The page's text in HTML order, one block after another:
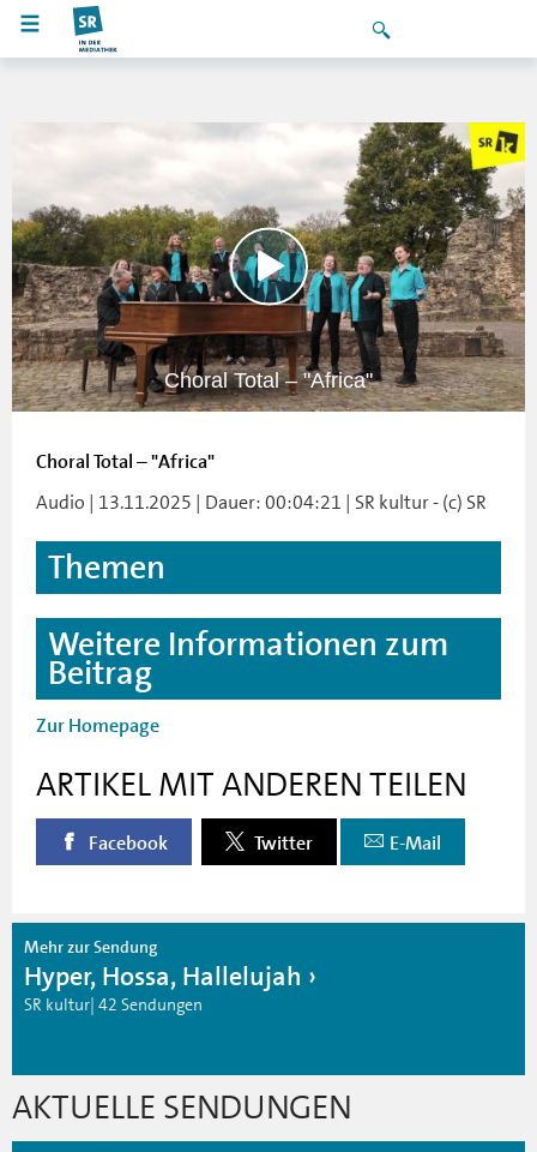
Choral Total – "Africa"
Choral Total – "Africa"
Audio | 13.11.2025 | Dauer: 00:04:21 | SR kultur - (c) SR
Themen
Weitere Informationen zum
Beitrag
Zur Homepage
ARTIKEL MIT ANDEREN TEILEN
Facebook Twitter E-Mail
Mehr zur Sendung
Hyper, Hossa, Hallelujah
SR kultur| 42 Sendungen
AKTUELLE SENDUNGEN